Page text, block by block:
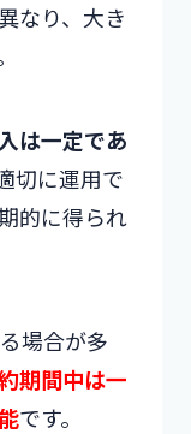
なり、大き
は一定であ
切に運用で
的に得られ
場合が多
期間中は一
です。